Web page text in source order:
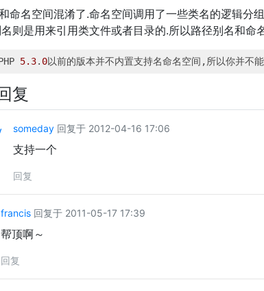
命名空间混淆了.命名空间调用了一些类名的逻辑分
则是用来引用类文件或者目录的.所以路径别名和命
5.3. 0以前的版本并不内置支持名命名空间,所以你并
复
someday 回复于 2012-04-16 17:06
支持一个
回复
francis 回复于 2011-05-17 17:39
帮顶啊～
回复